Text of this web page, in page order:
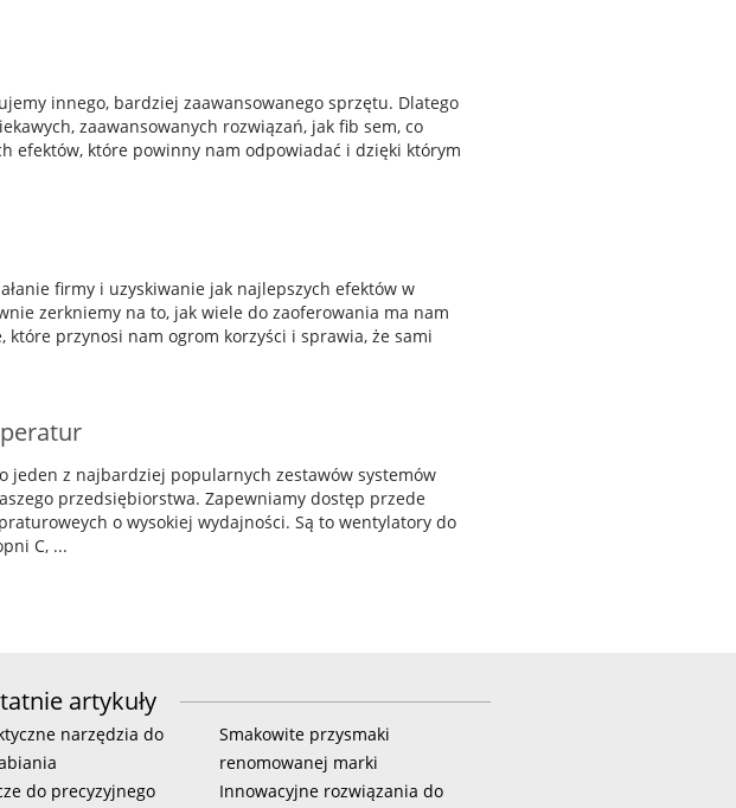
innego, bardziej zaawansowanego sprzętu. Dlatego
zaawansowanych rozwiązań, jak fib sem, co
efektów, które powinny nam odpowiadać i dzięki którym
firmy i uzyskiwanie jak najlepszych efektów w
zerkniemy na to, jak wiele do zaoferowania ma nam
przynosi nam ogrom korzyści i sprawia, że sami
jeden z najbardziej popularnych zestawów systemów
przedsiębiorstwa. Zapewniamy dostęp przede
o wysokiej wydajności. Są to wentylatory do
C, ...
artykuły
narzędzia do
Smakowite przysmaki
renomowanej marki
do precyzyjnego
Innowacyjne rozwiązania do